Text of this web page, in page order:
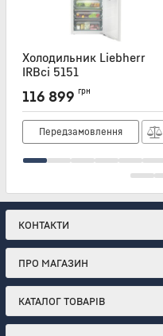
Холодильник Liebherr
IRBci 5151
IRBCI5151
116 899 грн
Передзамовлення
КОНТАКТИ
ПРО МАГАЗИН
КАТАЛОГ ТОВАРІВ